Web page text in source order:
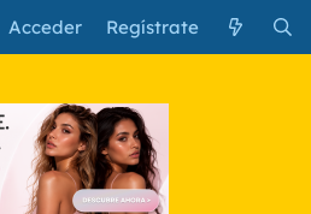
Acceder Regístrate